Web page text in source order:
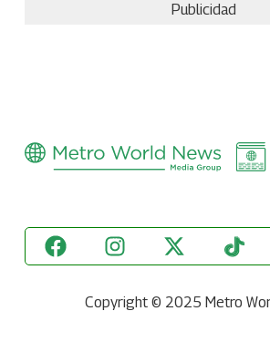
Publicidad
Copyright © 2025 Metro